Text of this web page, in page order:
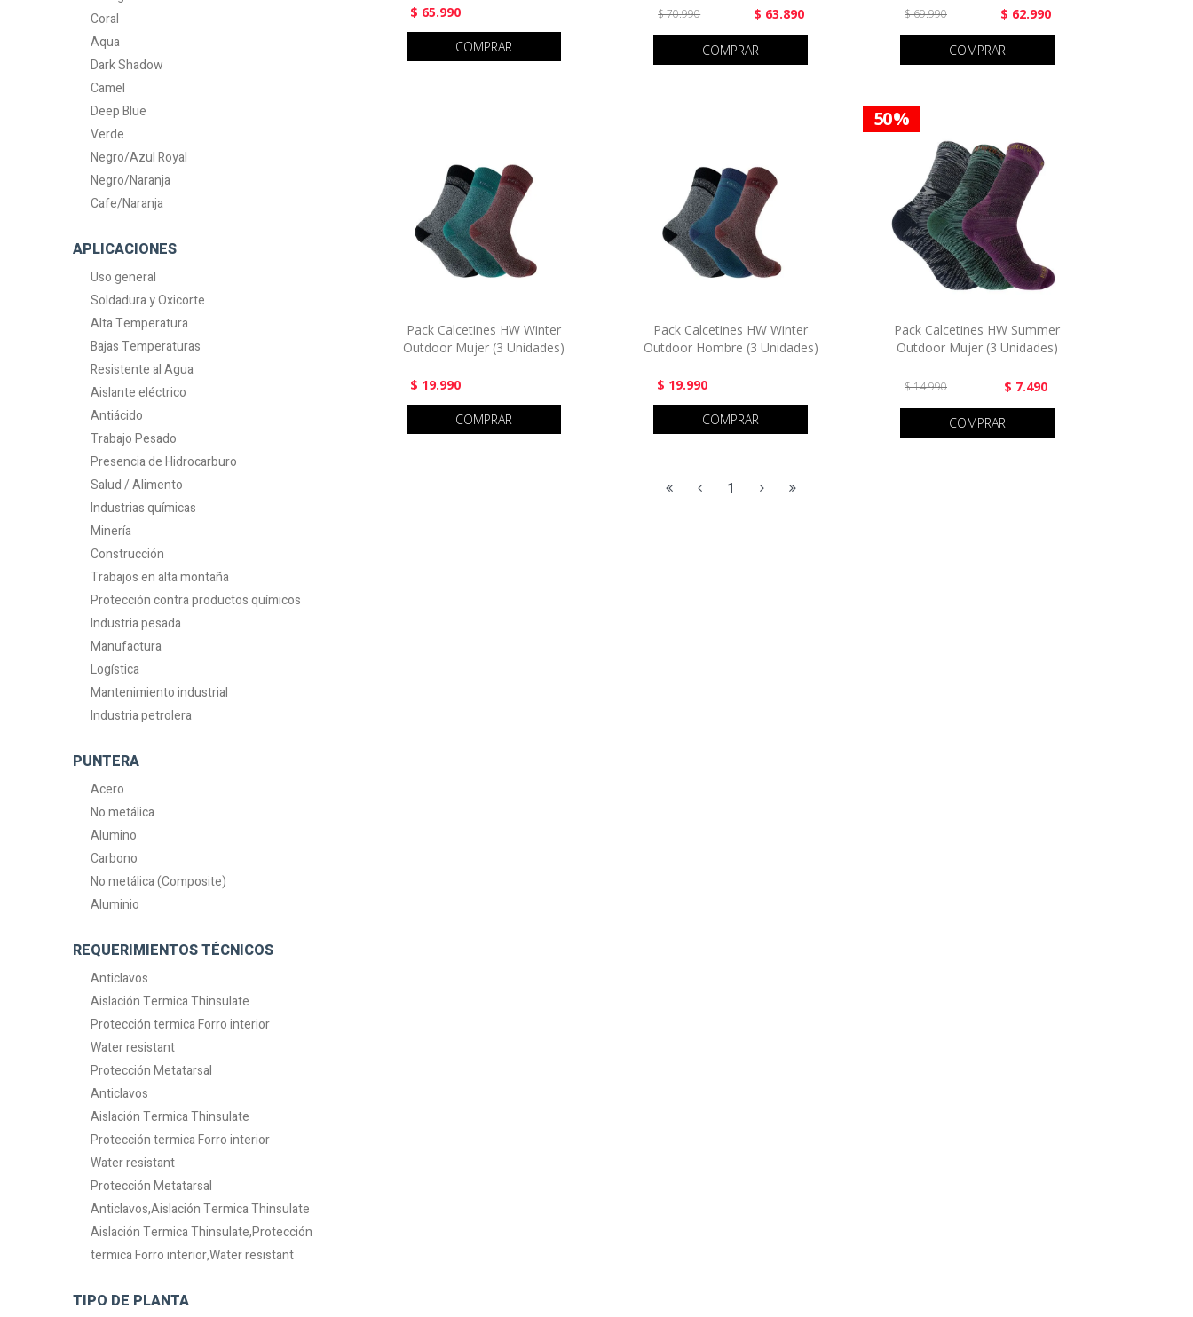
Coral
Aqua
Dark Shadow
Camel
Deep Blue
Verde
Negro/Azul Royal
Negro/Naranja
Cafe/Naranja
APLICACIONES
Uso general
Soldadura y Oxicorte
Alta Temperatura
Bajas Temperaturas
Resistente al Agua
Aislante eléctrico
Antiácido
Trabajo Pesado
Presencia de Hidrocarburo
Salud / Alimento
Industrias químicas
Minería
Construcción
Trabajos en alta montaña
Protección contra productos químicos
Industria pesada
Manufactura
Logística
Mantenimiento industrial
Industria petrolera
PUNTERA
Acero
No metálica
Alumino
Carbono
No metálica (Composite)
Aluminio
REQUERIMIENTOS TÉCNICOS
Anticlavos
Aislación Termica Thinsulate
Protección termica Forro interior
Water resistant
Protección Metatarsal
Anticlavos
Aislación Termica Thinsulate
Protección termica Forro interior
Water resistant
Protección Metatarsal
Anticlavos,Aislación Termica Thinsulate
Aislación Termica Thinsulate,Protección
termica Forro interior,Water resistant
TIPO DE PLANTA
$ 65.990
COMPRAR
$ 70.990 $ 63.890
COMPRAR
$ 69.990 $ 62.990
COMPRAR
Pack Calcetines HW Winter
Outdoor Mujer (3 Unidades)
$ 19.990
COMPRAR
Pack Calcetines HW Winter
Outdoor Hombre (3 Unidades)
$ 19.990
COMPRAR
50 %
Pack Calcetines HW Summer
Outdoor Mujer (3 Unidades)
$ 14.990 $ 7.490
COMPRAR
1